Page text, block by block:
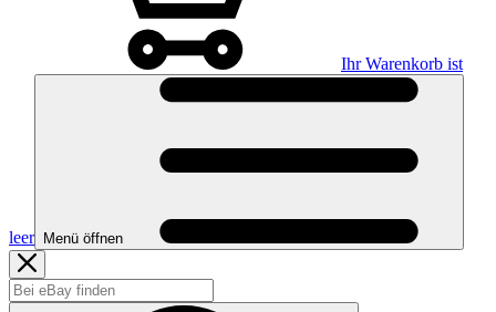
Ihr Warenkorb ist
leer Menü öffnen